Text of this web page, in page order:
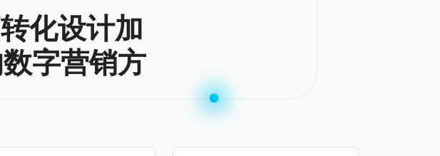
化设计加
字营销方